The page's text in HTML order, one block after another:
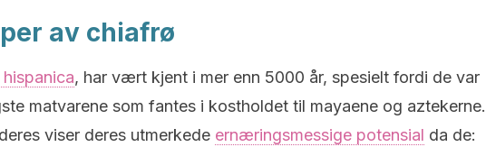
av chiafrø
, har vært kjent i mer enn 5000 år, spesielt fordi de var
matvarene som fantes i kostholdet til mayaene og aztekerne.
viser deres utmerkede ernæringsmessige potensial da de: